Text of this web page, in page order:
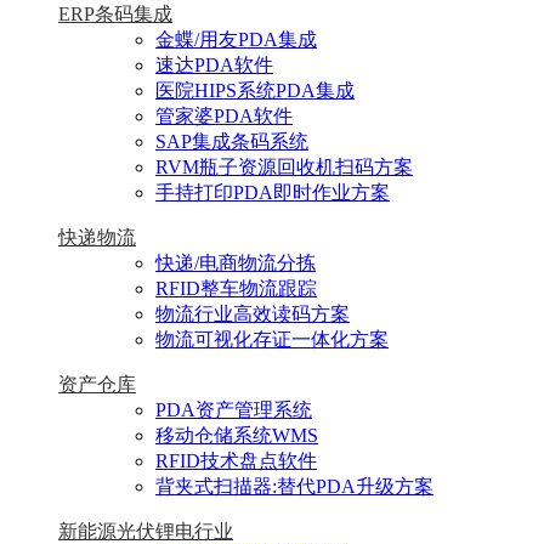
ERP条码集成
金蝶/用友PDA集成
速达PDA软件
医院HIPS系统PDA集成
管家婆PDA软件
SAP集成条码系统
RVM瓶子资源回收机扫码方案
手持打印PDA即时作业方案
快递物流
快递/电商物流分拣
RFID整车物流跟踪
物流行业高效读码方案
物流可视化存证一体化方案
资产仓库
PDA资产管理系统
移动仓储系统WMS
RFID技术盘点软件
背夹式扫描器:替代PDA升级方案
新能源光伏锂电行业